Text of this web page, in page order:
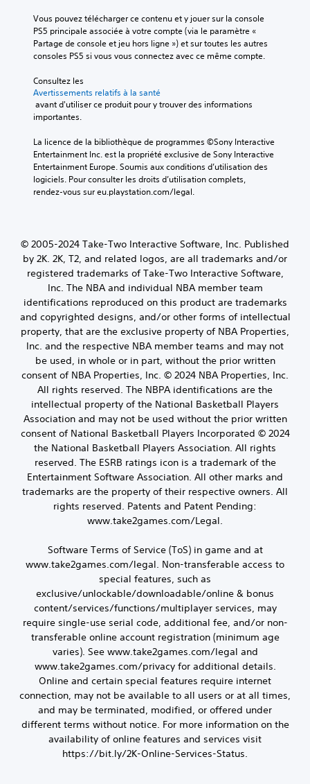
Vous pouvez télécharger ce contenu et y jouer sur la console
PS5 principale associée à votre compte (via le paramètre «
Partage de console et jeu hors ligne ») et sur toutes les autres
consoles PS5 si vous vous connectez avec ce même compte.
Consultez les
Avertissements relatifs à la santé
importantes.
La licence de la bibliothèque de programmes ©Sony Interactive
Entertainment Inc. est la propriété exclusive de Sony Interactive
Entertainment Europe. Soumis aux conditions d’utilisation des
logiciels. Pour consulter les droits d’utilisation complets,
rendez-vous sur eu.playstation.com/legal.
© 2005-2024 Take-Two Interactive Software, Inc. Published
by 2K. 2K, T2, and related logos, are all trademarks and/or
registered trademarks of Take-Two Interactive Software,
Inc. The NBA and individual NBA member team
identifications reproduced on this product are trademarks
and copyrighted designs, and/or other forms of intellectual
property, that are the exclusive property of NBA Properties,
Inc. and the respective NBA member teams and may not
be used, in whole or in part, without the prior written
consent of NBA Properties, Inc. © 2024 NBA Properties, Inc.
All rights reserved. The NBPA identifications are the
intellectual property of the National Basketball Players
Association and may not be used without the prior written
consent of National Basketball Players Incorporated © 2024
the National Basketball Players Association. All rights
reserved. The ESRB ratings icon is a trademark of the
Entertainment Software Association. All other marks and
trademarks are the property of their respective owners. All
rights reserved. Patents and Patent Pending:
www.take2games.com/Legal.
Software Terms of Service (ToS) in game and at
www.take2games.com/legal. Non-transferable access to
special features, such as
exclusive/unlockable/downloadable/online & bonus
content/services/functions/multiplayer services, may
require single-use serial code, additional fee, and/or non-
transferable online account registration (minimum age
varies). See www.take2games.com/legal and
www.take2games.com/privacy for additional details.
Online and certain special features require internet
connection, may not be available to all users or at all times,
and may be terminated, modified, or offered under
different terms without notice. For more information on the
availability of online features and services visit
https://bit.ly/2K-Online-Services-Status.